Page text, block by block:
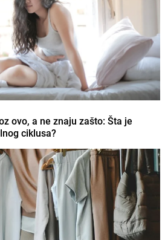
ovo, a ne znaju zašto: Šta je
ciklusa?